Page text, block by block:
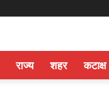
राज्य शहर कटाक्ष